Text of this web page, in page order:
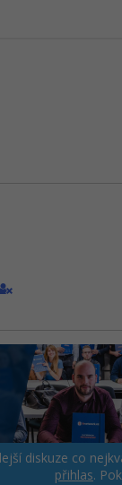
diskuze co
přihlas.